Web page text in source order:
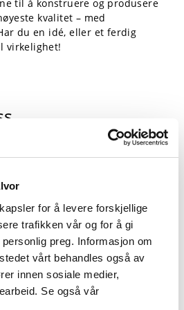
for å levere forskjellige
trafikken vår og for å gi
preg. Informasjon om
vårt behandles også av
innen sosiale medier,
Se også vår
til å konstruere og produsere
kvalitet – med
du en idé, eller et ferdig
virkelighet!
landsdekkende forhandler av
bruk.
eller avdelingskontor
og innholdsrike nettsider. Her